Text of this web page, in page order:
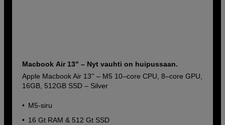
Macbook Air 13" – Nyt vauhti on huipussaan.
Apple Macbook Air 13'' – M5 10–core CPU, 8–core GPU,
16GB, 512GB SSD – Silver
M5-siru
16 Gt RAM & 512 Gt SSD